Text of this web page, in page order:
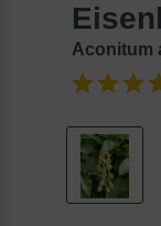
Aconitum